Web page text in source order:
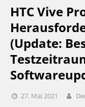
HTC Vive
(Update:
27. Mai 2021